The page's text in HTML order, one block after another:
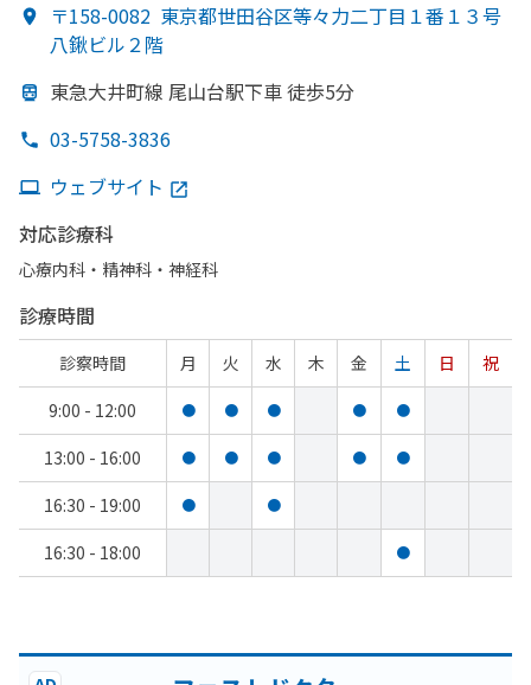
〒158-0082 東京都世田谷区等々力二丁目１番１３号
八鍬ビル２階
東急大井町線 尾山台駅下車 徒歩5分
03-5758-3836
ウェブサイト
対応診療科
心療内科・​精神科・神経科
診療時間
診察時間 月 火 水 木 金 土 日
祝
9:00 - 12:00
● ● ● ● ●
13:00 - 16:00 ● ● ● ● ●
16:30 - 19:00 ● ●
16:30 - 18:00 ●